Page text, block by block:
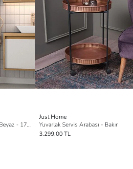
Tek Kapaklı 5 Raflı Boy Dolap - Beyaz - 170x35,5x35 cm
Just Home
Yuvarlak Servis Arabası - Bakır
3.299,00 TL